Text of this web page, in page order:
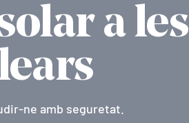
a les
ne amb seguretat.